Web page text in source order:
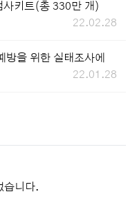
사키트(총 330만 개)
22.02.28
방을 위한 실태조사에
22.01.28
습니다.